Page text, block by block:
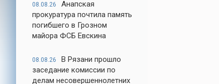
08.08.26
Анапская
прокуратура почтила память
погибшего в Грозном
майора ФСБ Евскина
08.08.26
В Рязани прошло
заседание комиссии по
делам несовершеннолетних